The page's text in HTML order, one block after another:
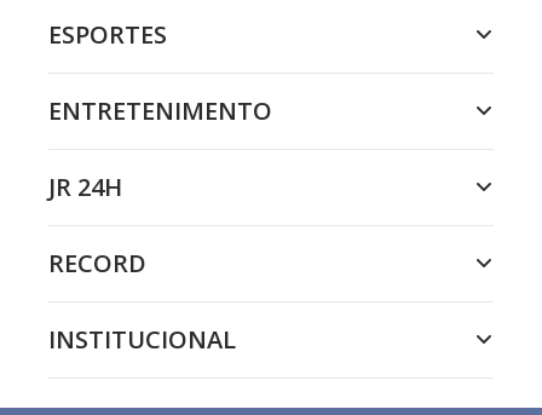
ESPORTES
ENTRETENIMENTO
JR 24H
RECORD
INSTITUCIONAL